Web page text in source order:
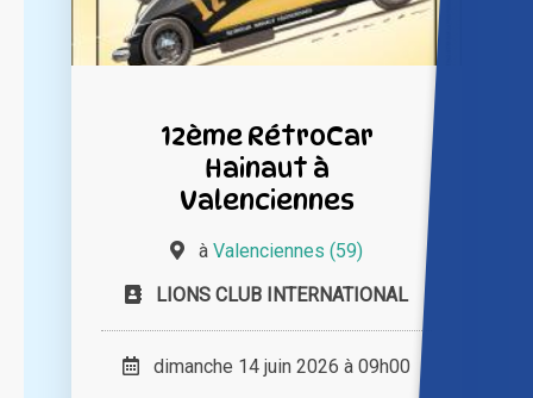
12ème RétroCar
Hainaut à
Valenciennes
à Valenciennes (59)
LIONS CLUB INTERNATIONAL
dimanche 14 juin 2026 à 09h00